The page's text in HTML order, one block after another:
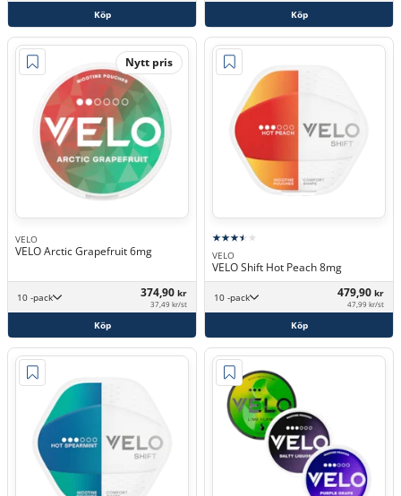
Köp Köp
Nytt pris
VELO
VELO Arctic Grapefruit 6mg
10 -pack 374,90 kr
37,49 kr/st
Köp
VELO
VELO Shift Hot Peach 8mg
10 -pack 479,90 kr
47,99 kr/st
Köp